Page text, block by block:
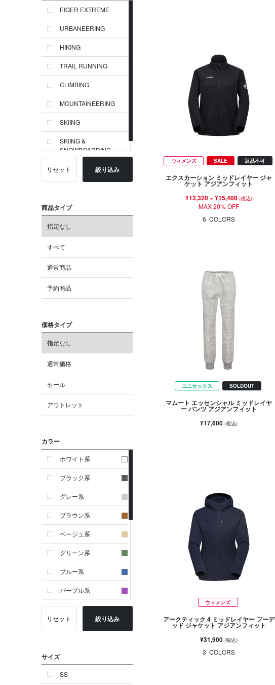
EIGER EXTREME
URBANEERING
HIKING
TRAIL RUNNING
CLIMBING
MOUNTAINEERING
SKIING
SKIING &
SNOWBOARDING
リセット 絞り込み
商品タイプ
指定なし
すべて
通常商品
予約商品
価格タイプ
指定なし
通常価格
セール
アウトレット
カラー
ホワイト系
ブラック系
グレー系
ブラウン系
ベージュ系
グリーン系
ブルー系
パープル系
イエロー系
オレンジ系
リセット 絞り込み
サイズ
SS
ウィメンズ SALE 返品不可
エクスカーション ミッドレイヤー ジャ
ケット アジアンフィット
¥12,320~ ¥15,400 (税込)
MAX 20% OFF
6 COLORS
ユニセックス SOLDOUT
マムート エッセンシャル ミッドレイヤ
ー パンツ アジアンフィット
¥17,600 (税込)
ウィメンズ
アークティック 4 ミッドレイヤー フーデ
ッド ジャケット アジアンフィット
¥31,900 (税込)
3 COLORS